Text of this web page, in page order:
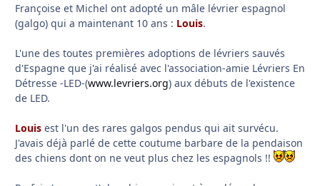
Françoise et Michel ont adopté un mâle lévrier espagnol
(galgo) qui a maintenant 10 ans : Louis.
L'une des toutes premières adoptions de lévriers sauvés
d'Espagne que j'ai réalisé avec l'association-amie Lévriers En
Détresse -LED-(www.levriers.org) aux débuts de l'existence
de LED.
Louis est l'un des rares galgos pendus qui ait survécu.
J'avais déjà parlé de cette coutume barbare de la pendaison
des chiens dont on ne veut plus chez les espagnols !!